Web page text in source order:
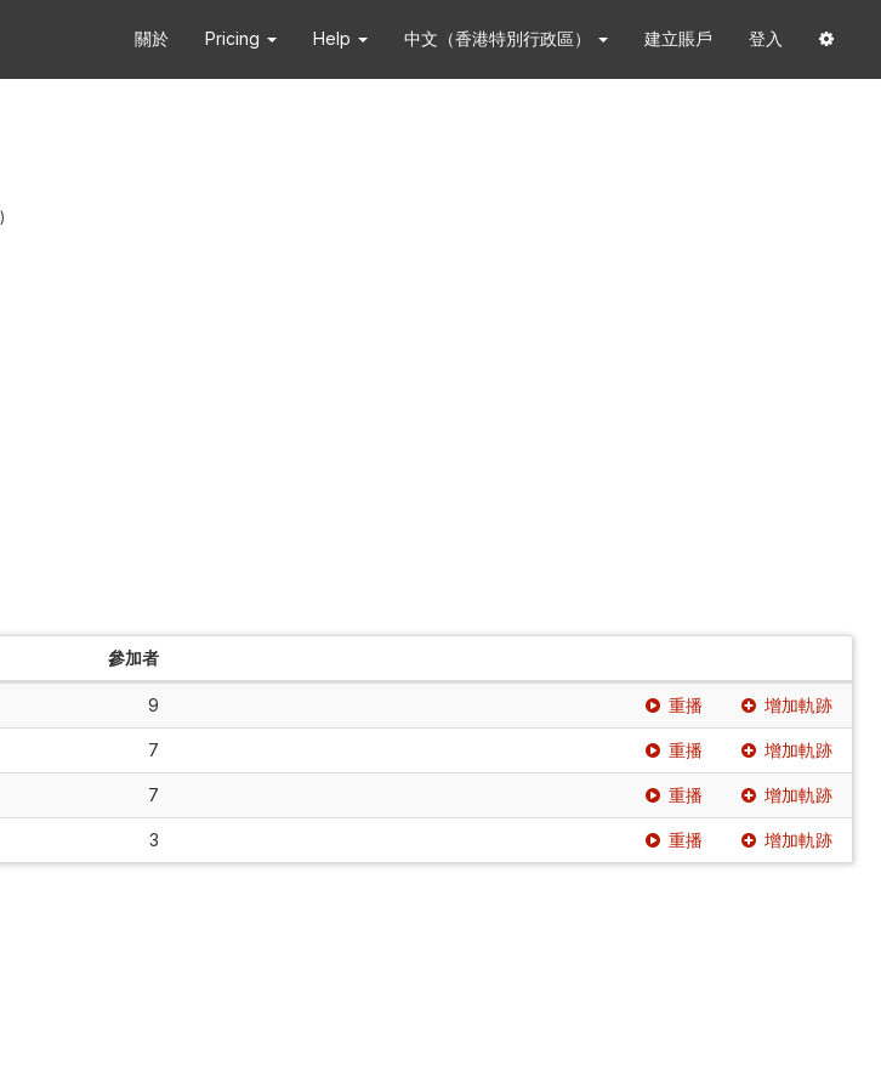
關於 Pricing Help 中文（香港特別行政區） 建立賬戶 登入
參加者
9 重播 增加軌跡
7 重播 增加軌跡
7 重播 增加軌跡
3 重播 增加軌跡